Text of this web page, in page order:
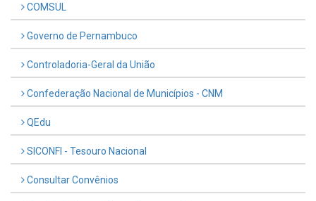
COMSUL
Governo de Pernambuco
Controladoria-Geral da União
Confederação Nacional de Municípios - CNM
QEdu
SICONFI - Tesouro Nacional
Consultar Convênios